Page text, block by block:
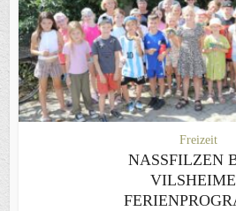
Freizeit
NASSFILZEN